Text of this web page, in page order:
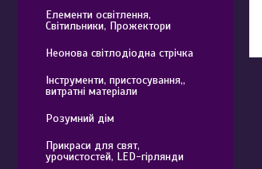
Елементи освітлення,
Світильники, Прожектори
Неонова світлодіодна стрічка
Інструменти, пристосування,,
витратні матеріали
Розумний дім
Прикраси для свят,
урочистостей, LED-гірлянди